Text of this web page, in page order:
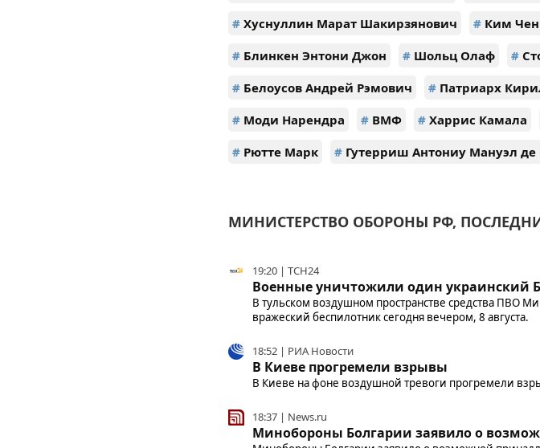
#Хуснуллин Марат Шакирзянович #Ким
#Блинкен Энтони Джон #Шольц Олаф #
#Белоусов Андрей Рэмович #Патриарх
#Моди Нарендра #ВМФ #Харрис Камала
#Рютте Марк #Гутерриш Антониу Мануэл
МИНИСТЕРСТВО ОБОРОНЫ РФ,
19:20 | ТСН24
Военные уничтожили один украинский
В тульском воздушном пространстве средства ПВО
вражеский беспилотник сегодня вечером, 8 августа.
18:52 | РИА Новости
В Киеве прогремели взрывы
В Киеве на фоне воздушной тревоги прогремели
18:37 | News.ru
Минобороны Болгарии заявило о